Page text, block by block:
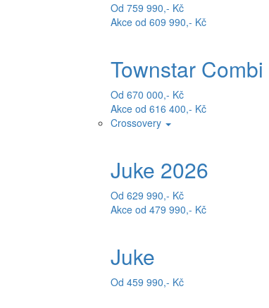
Od 759 990,- Kč
Akce od 609 990,- Kč
Townstar Combi
Od 670 000,- Kč
Akce od 616 400,- Kč
Crossovery
Juke 2026
Od 629 990,- Kč
Akce od 479 990,- Kč
Juke
Od 459 990,- Kč